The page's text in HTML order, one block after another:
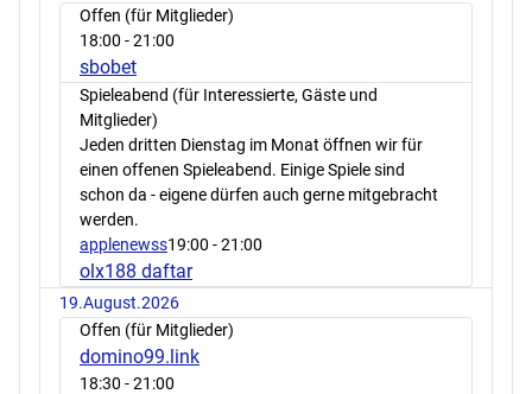
Offen (für Mitglieder)
18:00 - 21:00
sbobet
Spieleabend (für Interessierte, Gäste und
Mitglieder)
Jeden dritten Dienstag im Monat öffnen wir für
einen offenen Spieleabend. Einige Spiele sind
schon da - eigene dürfen auch gerne mitgebracht
werden.
applenewss19:00 - 21:00
olx188 daftar
19.August.2026
Offen (für Mitglieder)
domino99.link
18:30 - 21:00